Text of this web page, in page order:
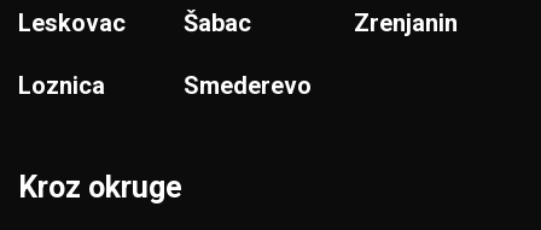
Leskovac
Loznica
Šabac
Smederevo
Zrenjanin
Kroz okruge